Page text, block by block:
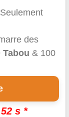
des
Tabou & 100
s *